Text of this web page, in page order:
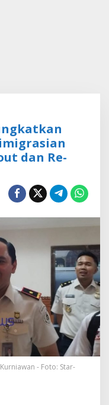
dan Re-
- Foto: Star-